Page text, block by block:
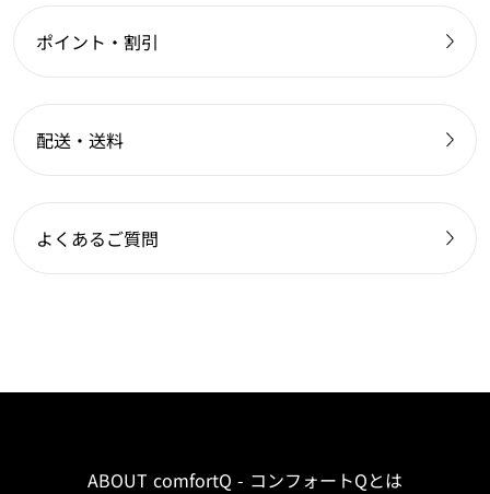
ポイント・割引
配送・送料
よくあるご質問
ABOUT comfortQ - コンフォートQとは